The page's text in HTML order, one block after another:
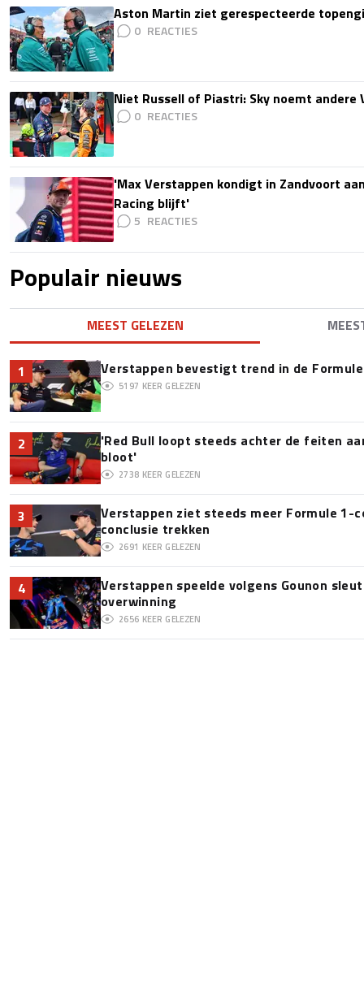
Aston Martin ziet gerespecteerde
0
Niet Russell of Piastri: Sky noemt
0
'Max Verstappen kondigt in Zandvoort
Racing blijft'
5
Populair nieuws
MEEST GELEZEN
1 Verstappen bevestigt trend in de
5197 KEER GELEZEN
2
'Red Bull loopt steeds achter de feiten
bloot'
2738 KEER GELEZEN
3
Verstappen ziet steeds meer Formule 1-
conclusie trekken
2691 KEER GELEZEN
4
Verstappen speelde volgens Gounon
overwinning
2656 KEER GELEZEN